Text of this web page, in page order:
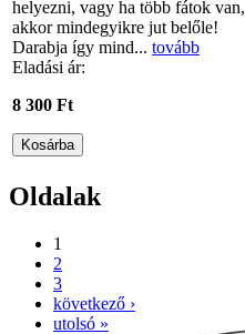
helyezni, vagy ha több fátok van,
akkor mindegyikre jut belőle!
Darabja így mind... tovább
Eladási ár:
8 300 Ft
Oldalak
1
2
3
következő ›
utolsó »